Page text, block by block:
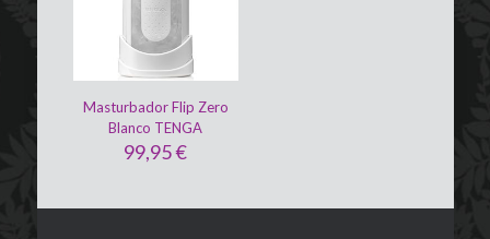
Masturbador Flip Zero
Blanco TENGA
99,95€